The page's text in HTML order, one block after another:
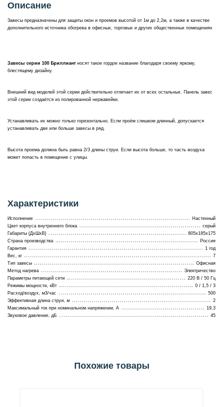
Описание
Завесы предназначены для защиты окон и проемов высотой от 1м до 2,2м, а также в качестве
дополнительного источника обогрева в офисных, торговых и других общественных помещениях
Завесы серии 100 Бриллиантносят такое гордое название благодаря своему яркому,
блестящему дизайну.
Внешний вид моделей этой серии действительно отличает их от всех остальных. Панель завес
этой серии создаётся из полированной нержавейки.
Устанавливать их можно только горизонтально. Если проём слишком длинный, допускается
устанавливать две или больше завесы в ряд.
Высота проема должна быть равна 2/3 длины струи. Если высота больше, то часть воздуха
может попасть в помещение с улицы.
Характеристики
Исполнение
Настенный
Цвет корпуса внутреннего блока
серый
Габариты (ДхШхВ)
805х185х175
Страна производства
Россия
Гарантия
1 год
Вес, кг
7
Тип завесы
Офисная
Метод нагрева
Электричество
Параметры питающей сети
220 В / 50 Гц
Режимы мощности, кВт
0 / 1,5 / 3
Расход/воздух, м3/час
500
Эффективная длина струи, м
2
Максимальный ток при номинальном напряжении, A
19,3
Звуковое давление, дБ
45
Похожие товары